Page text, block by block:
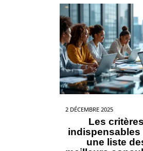
2 DÉCEMBRE 2025
Les critères
indispensables
une liste